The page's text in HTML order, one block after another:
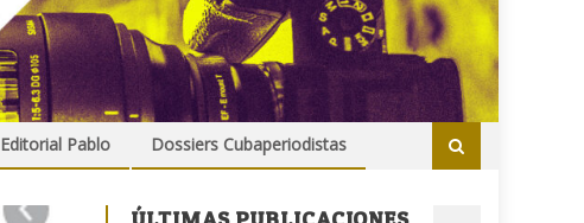
Editorial Pablo Dossiers Cubaperiodistas